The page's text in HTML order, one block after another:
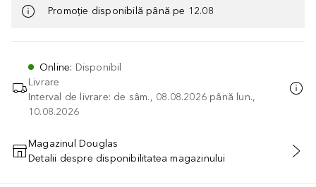
Promoție disponibilă până pe 12.08
Online: Disponibil
Livrare
Interval de livrare: de sâm., 08.08.2026 până lun.,
10.08.2026
ADĂUGAȚI ÎN COŞ
Magazinul Douglas
Detalii despre disponibilitatea magazinului